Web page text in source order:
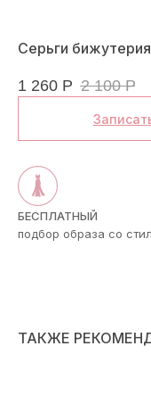
Серьги
1 260 Р 2 100 Р
БЕСПЛАТНЫЙ
подбор образа со
ТАКЖЕ